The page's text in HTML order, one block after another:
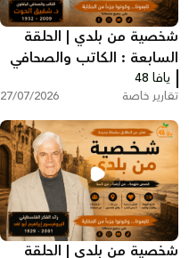
شخصية من بلدي | الحلقة
السابعة : الكاتب والصحافي
اليافاوي شفيق الحوت
يافا 48
تقارير خاصة 27/07/2026
شخصية من بلدي | الحلقة